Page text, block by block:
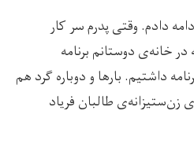
دادم. وقتی پدرم سر کار
خانه‌ی دوستانم برنامه
داشتیم. بارها و دوباره گرد هم
طالبان فریاد